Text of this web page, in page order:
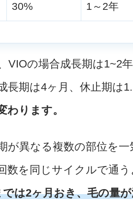
30% 1～2年
VIOの場合成長期は1~2
長期は4ヶ月、休止期は
わります。
が異なる複数の部位を
数を同じサイクルで通
は2ヶ月おき、毛の量